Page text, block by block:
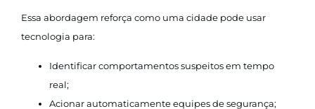
Essa abordagem reforça como uma cidade pode usar
tecnologia para:
Identificar comportamentos suspeitos em tempo
real;
Acionar automaticamente equipes de segurança;